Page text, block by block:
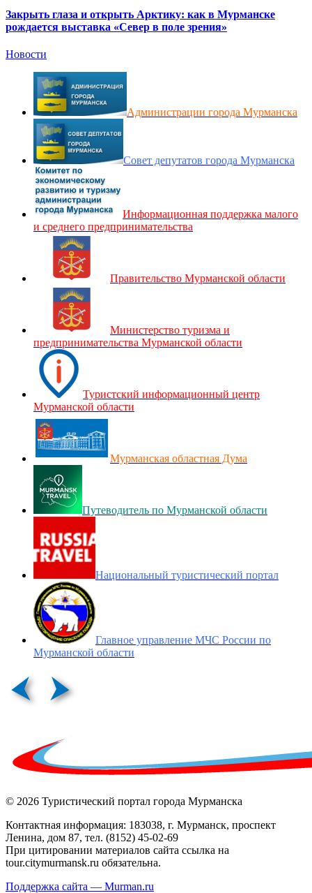
Закрыть глаза и открыть Арктику: как в Мурманске
рождается выставка «Север в поле зрения»
Новости
Администрации города Мурманска
Совет депутатов города Мурманска
Информационная поддержка малого
и среднего предпринимательства
Правительство Мурманской области
Министерство туризма и
предпринимательства Мурманской области
Туристский информационный центр
Мурманской области
Мурманская областная Дума
Путеводитель по Мурманской области
Национальный туристический портал
Главное управление МЧС России по
Мурманской области
© 2026 Туристический портал города Мурманска
Контактная информация: 183038, г. Мурманск, проспект
Ленина, дом 87, тел. (8152) 45-02-69
При цитировании материалов сайта ссылка на
tour.citymurmansk.ru обязательна.
Поддержка сайта — Murman.ru